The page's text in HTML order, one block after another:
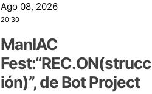
Ago 08, 2026
20:30
ManIAC
Fest:“REC.ON(strucc
ión)”, de Bot Project